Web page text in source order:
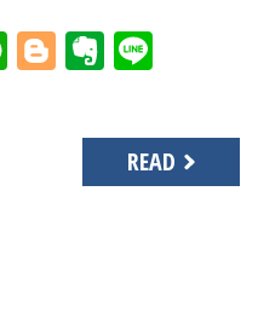
WhatsApp
Blogger
READ